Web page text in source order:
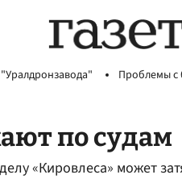
Проблемы с
по судам
«Кировлеса» может